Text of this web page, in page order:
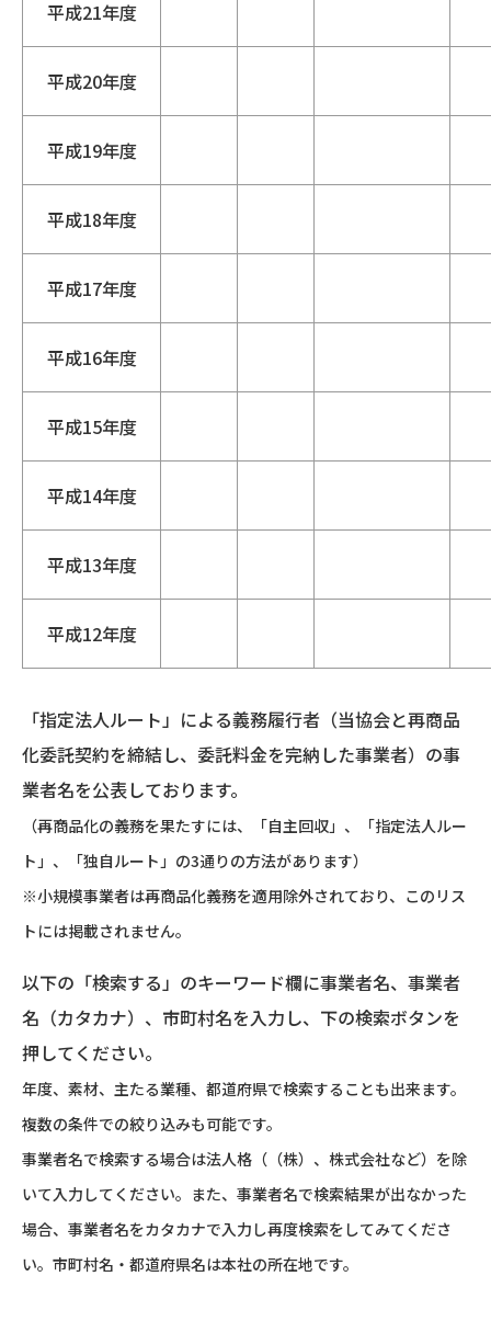
平成21年度
平成20年度
平成19年度
平成18年度
平成17年度
平成16年度
平成15年度
平成14年度
平成13年度
平成12年度
「指定法人ルート」による義務履行者（当協会と再商品
化委託契約を締結し、委託料金を完納した事業者）の事
業者名を公表しております。
（再商品化の義務を果たすには、「自主回収」、「指定法人ルー
ト」、「独自ルート」の3通りの方法があります）
※小規模事業者は再商品化義務を適用除外されており、このリス
トには掲載されません。
以下の「検索する」のキーワード欄に事業者名、事業者
名（カタカナ）、市町村名を入力し、下の検索ボタンを
押してください。
年度、素材、主たる業種、都道府県で検索することも出来ます。
複数の条件での絞り込みも可能です。
事業者名で検索する場合は法人格（（株）、株式会社など）を除
いて入力してください。また、事業者名で検索結果が出なかった
場合、事業者名をカタカナで入力し再度検索をしてみてくださ
い。市町村名・都道府県名は本社の所在地です。